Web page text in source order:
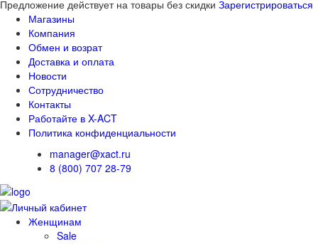
Предложение действует на товары без скидки Зарегистрироваться
Магазины
Компания
Обмен и возрат
Доставка и оплата
Новости
Сотрудничество
Контакты
Работайте в X-ACT
Политика конфиденциальности
manager@xact.ru
8 (800) 707 28-79
Женщинам
Sale